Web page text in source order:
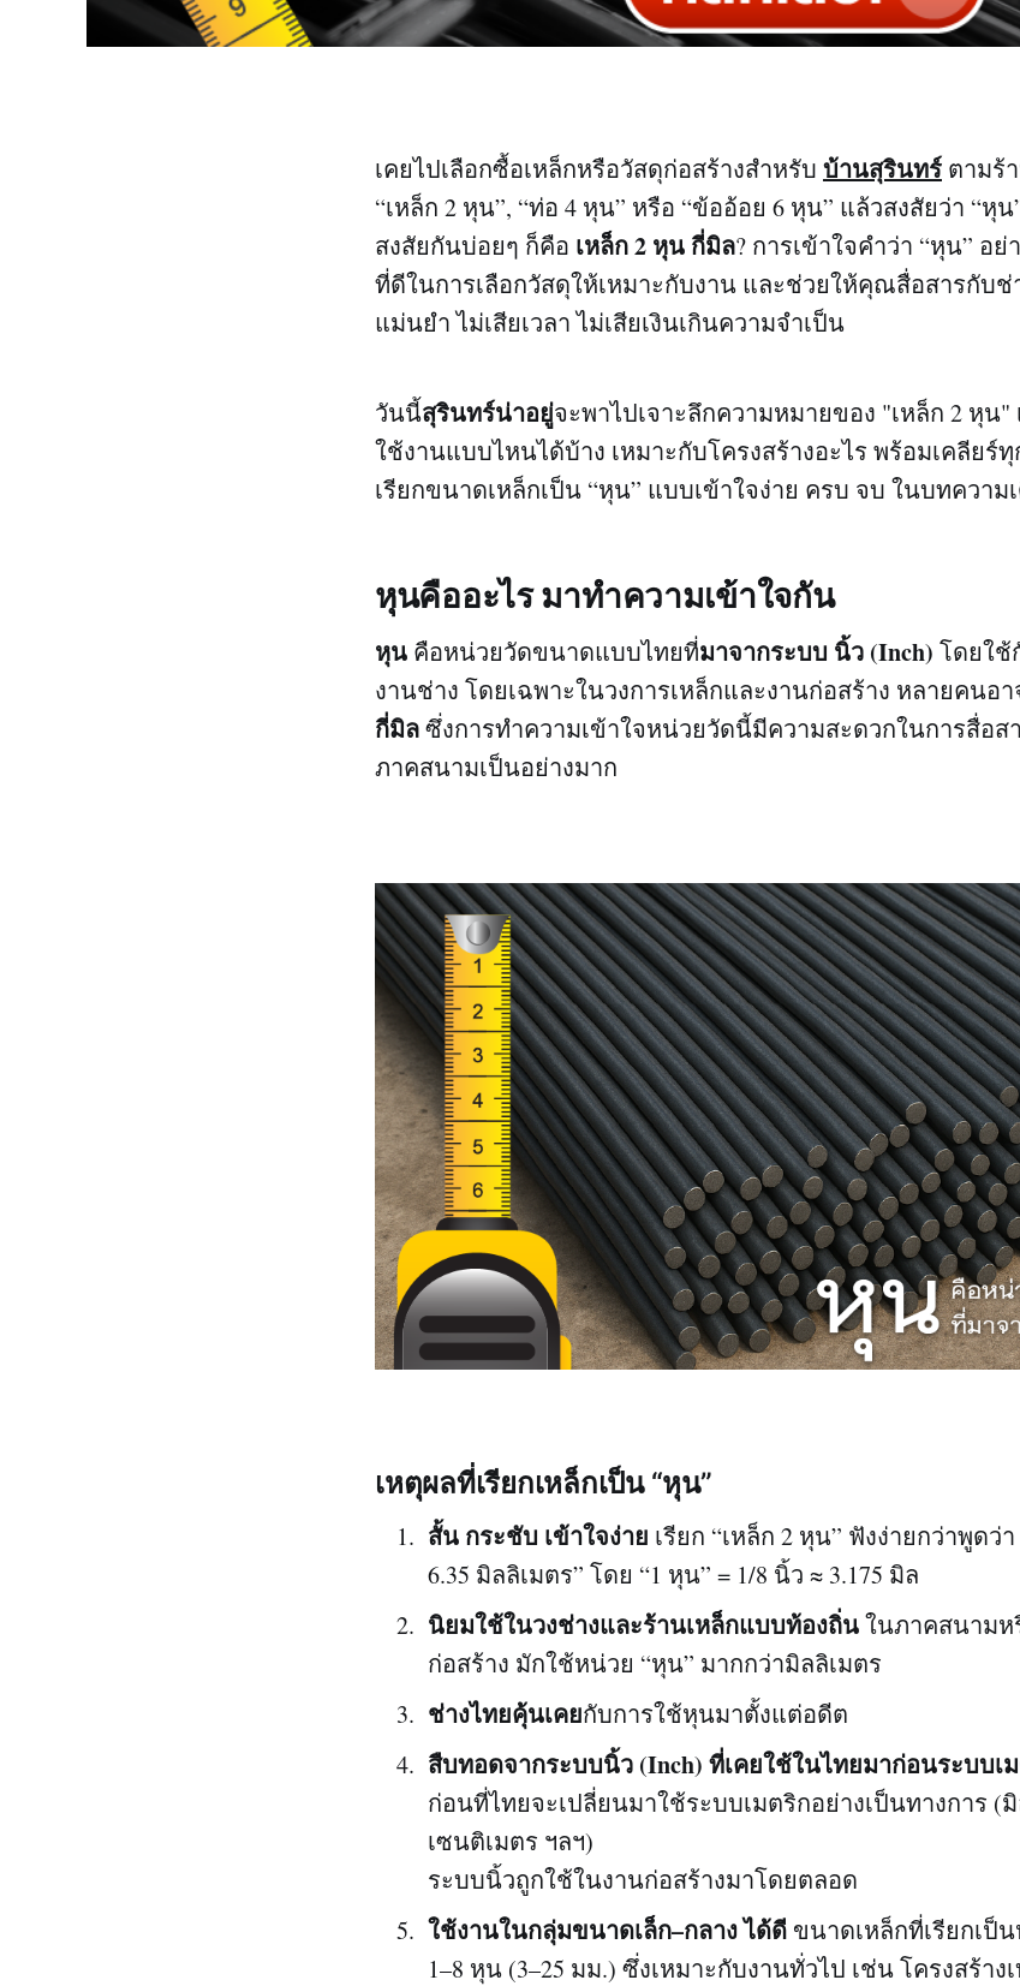
เคยไปเลือกซื้อเหล็กหรือวัสดุก่อสร้างสำหรับ บ้านสุรินทร์ ตามร้
“เหล็ก 2 หุน”, “ท่อ 4 หุน” หรือ “ข้ออ้อย 6 หุน” แล้วสงสัยว่า “หุ
สงสัยกันบ่อยๆ ก็คือ เหล็ก 2 หุน กี่มิล? การเข้าใจคำว่า “หุน” อ
ที่ดีในการเลือกวัสดุให้เหมาะกับงาน และช่วยให้คุณสื่อสารกับช่
แม่นยำ ไม่เสียเวลา ไม่เสียเงินเกินความจำเป็น
วันนี้สุรินทร์น่าอยู่จะพาไปเจาะลึกความหมายของ "เหล็ก 2 หุน"
ใช้งานแบบไหนได้บ้าง เหมาะกับโครงสร้างอะไร พร้อมเคลียร์
เรียกขนาดเหล็กเป็น “หุน” แบบเข้าใจง่าย ครบ จบ ในบทความ
หุนคืออะไร มาทำความเข้าใจกัน
หุน คือหน่วยวัดขนาดแบบไทยที่มาจากระบบ นิ้ว (Inch) โดยใ
งานช่าง โดยเฉพาะในวงการเหล็กและงานก่อสร้าง หลายคนอา
กี่มิลซึ่งการทำความเข้าใจหน่วยวัดนี้มีความสะดวกในการสื่อส
ภาคสนามเป็นอย่างมาก
เหตุผลที่เรียกเหล็กเป็น “หุน”
สั้น กระชับ เข้าใจง่าย เรียก “เหล็ก 2 หุน” ฟังง่ายกว่าพูดว่
6.35 มิลลิเมตร” โดย “1 หุน” = 1/8 นิ้ว ≈ 3.175 มิล
นิยมใช้ในวงช่างและร้านเหล็กแบบท้องถิ่นในภาคสนามห
ก่อสร้าง มักใช้หน่วย “หุน” มากกว่ามิลลิเมตร
ช่างไทยคุ้นเคยกับการใช้หุนมาตั้งแต่อดีต
สืบทอดจากระบบนิ้ว (Inch) ที่เคยใช้ในไทยมาก่อนระบบเ
ก่อนที่ไทยจะเปลี่ยนมาใช้ระบบเมตริกอย่างเป็นทางการ (
เซนติเมตร ฯลฯ)
ระบบนิ้วถูกใช้ในงานก่อสร้างมาโดยตลอด
ใช้งานในกลุ่มขนาดเล็ก–กลาง ได้ดี ขนาดเหล็กที่เรียกเป็
1–8 หุน (3–25 มม.) ซึ่งเหมาะกับงานทั่วไป เช่น โครงสร้าง